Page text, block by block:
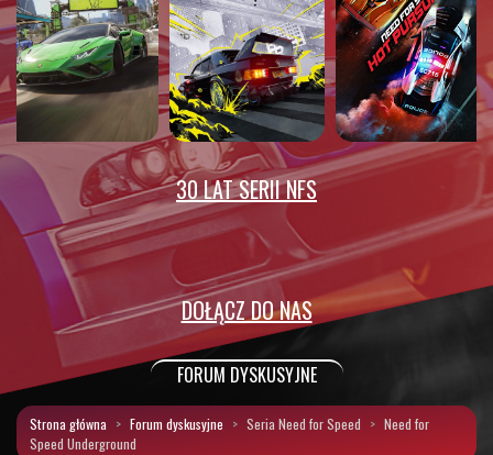
30 LAT SERII NFS
DOŁĄCZ DO NAS
FORUM DYSKUSYJNE
Strona główna Forum dyskusyjne Seria Need for Speed
Need for
Speed Underground